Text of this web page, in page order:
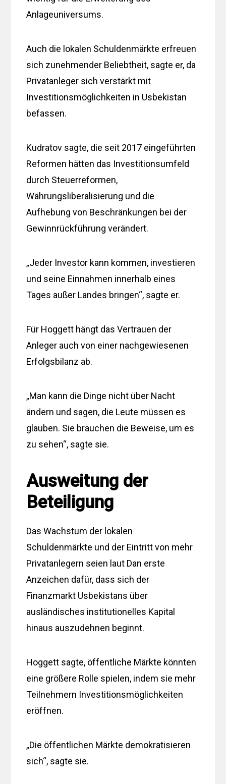
Anlageuniversums.
Auch die lokalen Schuldenmärkte erfreuen
sich zunehmender Beliebtheit, sagte er, da
Privatanleger sich verstärkt mit
Investitionsmöglichkeiten in Usbekistan
befassen.
Kudratov sagte, die seit 2017 eingeführten
Reformen hätten das Investitionsumfeld
durch Steuerreformen,
Währungsliberalisierung und die
Aufhebung von Beschränkungen bei der
Gewinnrückführung verändert.
„Jeder Investor kann kommen, investieren
und seine Einnahmen innerhalb eines
Tages außer Landes bringen“, sagte er.
Für Hoggett hängt das Vertrauen der
Anleger auch von einer nachgewiesenen
Erfolgsbilanz ab.
„Man kann die Dinge nicht über Nacht
ändern und sagen, die Leute müssen es
glauben. Sie brauchen die Beweise, um es
zu sehen“, sagte sie.
Ausweitung der
Beteiligung
Das Wachstum der lokalen
Schuldenmärkte und der Eintritt von mehr
Privatanlegern seien laut Dan erste
Anzeichen dafür, dass sich der
Finanzmarkt Usbekistans über
ausländisches institutionelles Kapital
hinaus auszudehnen beginnt.
Hoggett sagte, öffentliche Märkte könnten
eine größere Rolle spielen, indem sie mehr
Teilnehmern Investitionsmöglichkeiten
eröffnen.
„Die öffentlichen Märkte demokratisieren
sich“, sagte sie.